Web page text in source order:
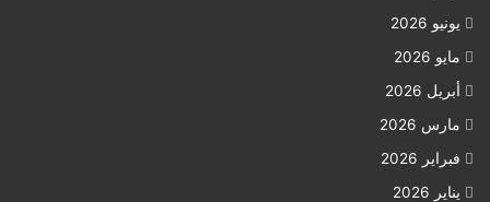
يونيو 2026
مايو 2026
أبريل 2026
مارس 2026
فبراير 2026
يناير 2026